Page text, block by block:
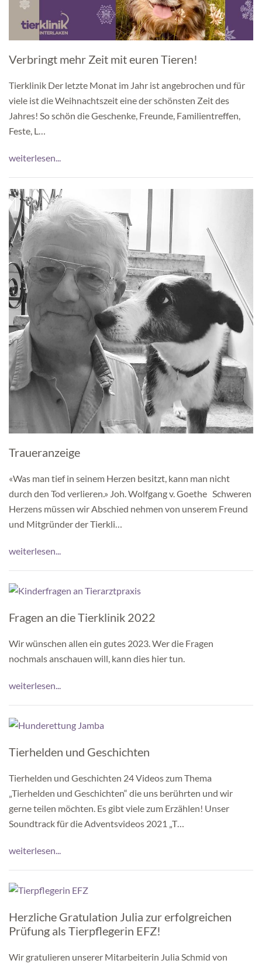
Verbringt mehr Zeit mit euren Tieren!
Tierklinik Der letzte Monat im Jahr ist angebrochen und für
viele ist die Weihnachtszeit eine der schönsten Zeit des
Jahres! So schön die Geschenke, Freunde, Familientreffen,
Feste, L…
weiterlesen...
Traueranzeige
«Was man tief in seinem Herzen besitzt, kann man nicht
durch den Tod verlieren.» Joh. Wolfgang v. Goethe Schweren
Herzens müssen wir Abschied nehmen von unserem Freund
und Mitgründer der Tierkli…
weiterlesen...
Fragen an die Tierklinik 2022
Wir wünschen allen ein gutes 2023. Wer die Fragen
nochmals anschauen will, kann dies hier tun.
weiterlesen...
Tierhelden und Geschichten
Tierhelden und Geschichten 24 Videos zum Thema
„Tierhelden und Geschichten“ die uns berührten und wir
gerne teilen möchten. Es gibt viele zum Erzählen! Unser
Soundtrack für die Adventsvideos 2021 „T…
weiterlesen...
Herzliche Gratulation Julia zur erfolgreichen
Prüfung als Tierpflegerin EFZ!
Wir gratulieren unserer Mitarbeiterin Julia Schmid von